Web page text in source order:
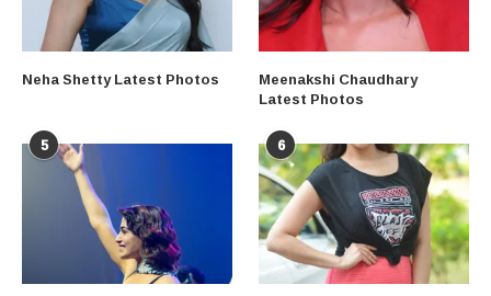
Neha Shetty Latest Photos Meenakshi Chaudhary
Latest Photos
5 6